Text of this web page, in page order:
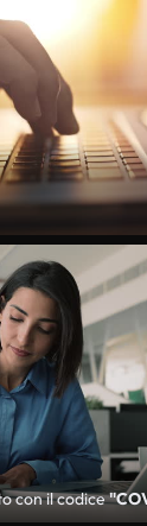
con il codice